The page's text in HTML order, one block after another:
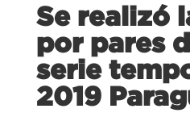
Se realizó
por pares
serie
2019